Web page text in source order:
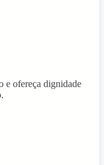
e ofereça dignidade